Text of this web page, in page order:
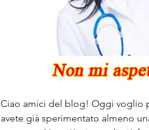
Ciao amici del blog! Oggi voglio
avete già sperimentato almeno